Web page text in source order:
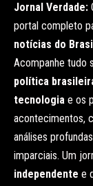
Jornal Verdade:
portal completo
notícias do Brasil
Acompanhe tudo
política
tecnologia e os
acontecimentos,
análises
imparciais. Um
independente e